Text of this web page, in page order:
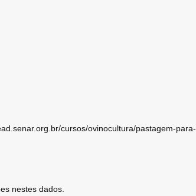
cursos/ovinocultura/pastagem-para-
nestes dados.